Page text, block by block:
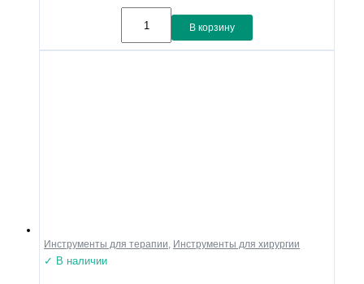
В корзину
Инструменты для терапии, Инструменты для хирургии
✓ В наличии